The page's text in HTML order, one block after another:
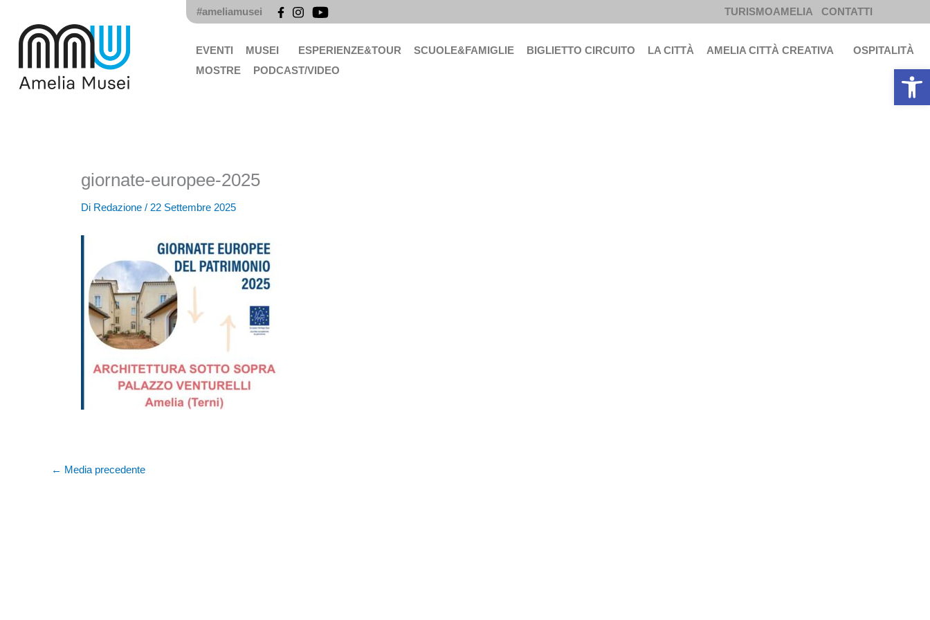
contenuto
#ameliamusei TURISMOAMELIA CONTATTI
EVENTI MUSEI ESPERIENZE&TOUR SCUOLE&FAMIGLIE BIGLIETTO CIRCUITO LA CITTÀ AMELIA CITTÀ CREATIVA
OSPITALITÀ
MOSTRE
PODCAST/VIDEO
giornate-europee-2025
Di Redazione / 22 Settembre 2025
← Media precedente
Apri la